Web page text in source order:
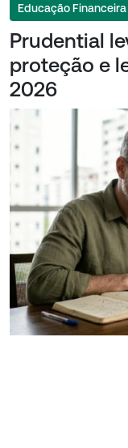
Educação Financeira
Prudential
proteção e
2026